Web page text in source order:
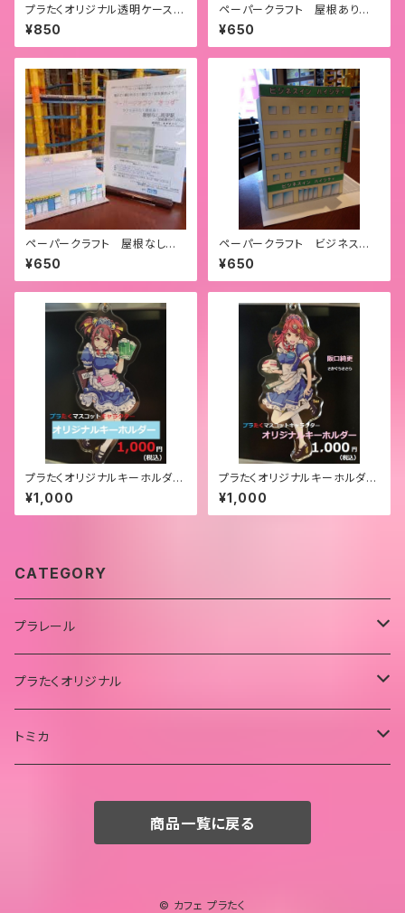
プラたくオリジナル透明ケース
5個セット
¥850
ペーパークラフト 屋根あり高
架駅
¥650
ペーパークラフト 屋根なし高
架駅
¥650
ペーパークラフト ビジネスホ
テル
¥650
プラたくオリジナルキーホルダ
ー しんか
¥1,000
プラたくオリジナルキーホルダ
ー きさら
¥1,000
CATEGORY
プラレール
中古品
プラたく特製セット品（中古品）
プラたくオリジナル
ペーパークラフト
トミカ
プラたく特製セット品（中古品）
商品一覧に戻る
© カフェ プラたく